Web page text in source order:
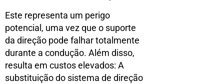
Este representa um perigo
potencial, uma vez que o suporte
da direção pode falhar totalmente
durante a condução. Além disso,
resulta em custos elevados: A
substituição do sistema de direção